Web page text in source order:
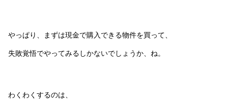
やっぱり、まずは現金で購入できる物件を買って、
失敗覚悟でやってみるしかないでしょうか、ね。
わくわくするのは、